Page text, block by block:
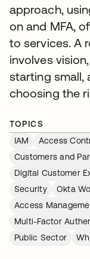
approach,
on and MFA,
to services. A
involves
starting small,
choosing the
TOPICS
IAM
Access
Customers and
Digital Customer
Security
Okta
Access
Multi-Factor
Public Sector